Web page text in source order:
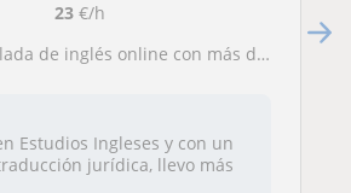
23€/h
inglés online con más de 10 años de experiencia
Estudios Ingleses y con un
jurídica, llevo más